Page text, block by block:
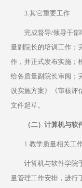
3.其它重要工作
完成督导/领导干
量副院长的培训工作；
作，并正式发布实施；
给各质量副院长审阅；
设实施方案》《审核评
文件起草。
（二）计算机与软
1.教学质量相关工
计算机与软件学院
量管理工作安排，进行